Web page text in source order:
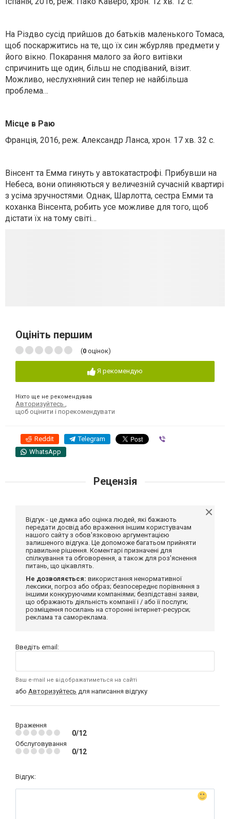
На Різдво сусід прийшов до батьків маленького Томаса,
щоб поскаржитись на те, що їх син жбурляв предмети у
його вікно. Покарання малого за його витівки
спричинить ще один, більш не сподіваний, візит.
Можливо, неслухняний син тепер не найбільша
проблема…
Місце в Раю
Франція, 2016, реж. Александр Ланса, хрон. 17 хв. 32 с.
Вінсент та Емма гинуть у автокатастрофі. Прибувши на
Небеса, вони опиняються у величезній сучасній квартирі
з усіма зручностями. Однак, Шарлотта, сестра Емми та
коханка Вінсента, робить усе можливе для того, щоб
дістати їх на тому світі…
Оцініть першим
(0 оцінок)
Я рекомендую
Ніхто ще не рекомендував
Авторизуйтесь
щоб оцінити і порекомендувати
Reddit Telegram
WhatsApp
Рецензія
Відгук - це думка або оцінка людей, які бажають
передати досвід або враження іншим користувачам
нашого сайту з обов'язковою аргументацією
залишеного відгука. Це допоможе багатьом прийняти
правильне рішення. Коментарі призначені для
спілкування та обговорення, а також для роз'яснення
питань, що цікавлять.
Не дозволяється: використання ненормативної
лексики, погроз або образ; безпосереднє порівняння з
іншими конкуруючими компаніями; безпідставні заяви,
що ображають діяльність компанії і / або її послуги;
розміщення посилань на сторонні інтернет-ресурси;
реклама та самореклама.
Введіть email:
Ваш e-mail не відображатиметься на сайті
або Авторизуйтесь для написання відгуку
Враження
0/12
Обслуговування
0/12
Відгук: